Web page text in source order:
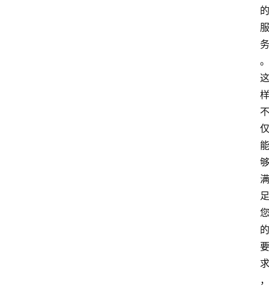
的
服
务
。
这
样
不
仅
能
够
满
足
您
的
要
求
，